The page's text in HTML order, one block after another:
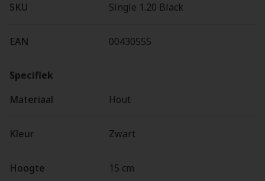
SKU Single 1.20 Black
EAN 00430555
Specifiek
Materiaal
Hout
Kleur Zwart
Hoogte 15 cm